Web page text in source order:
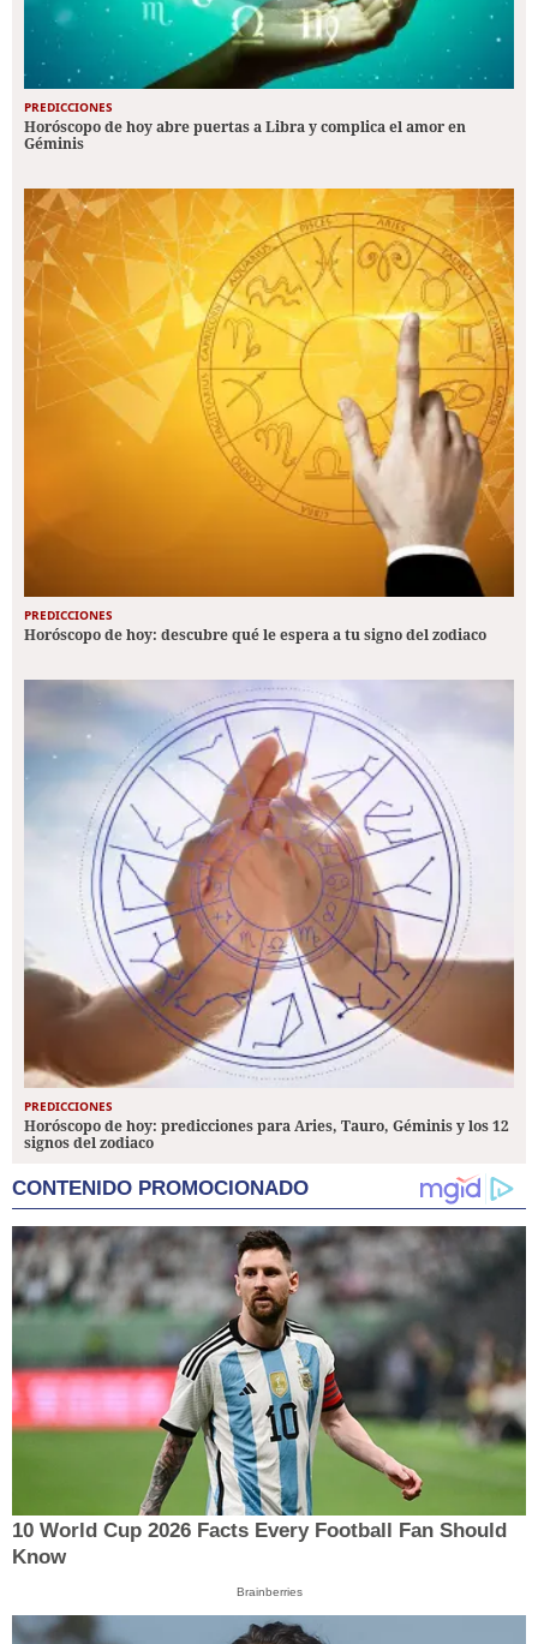
PREDICCIONES
Horóscopo de hoy abre puertas a Libra y complica el amor en
Géminis
PREDICCIONES
Horóscopo de hoy: descubre qué le espera a tu signo del zodiaco
PREDICCIONES
Horóscopo de hoy: predicciones para Aries, Tauro, Géminis y los 12
signos del zodiaco
CONTENIDO PROMOCIONADO
10 World Cup 2026 Facts Every Football Fan Should
Know
Brainberries